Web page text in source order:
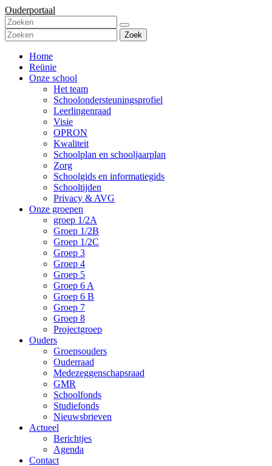
Ouderportaal
Zoek
Home
Reünie
Onze school
Het team
Schoolondersteuningsprofiel
Leerlingenraad
Visie
OPRON
Kwaliteit
Schoolplan en schooljaarplan
Zorg
Schoolgids en informatiegids
Schooltijden
Privacy & AVG
Onze groepen
groep 1/2A
Groep 1/2B
Groep 1/2C
Groep 3
Groep 4
Groep 5
Groep 6 A
Groep 6 B
Groep 7
Groep 8
Projectgroep
Ouders
Groepsouders
Ouderraad
Medezeggenschapsraad
GMR
Schoolfonds
Studiefonds
Nieuwsbrieven
Actueel
Berichtjes
Agenda
Contact